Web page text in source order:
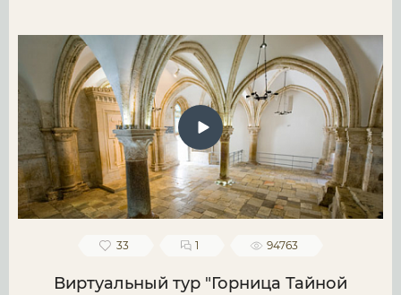
33 1 94763
Виртуальный тур "Горница Тайной